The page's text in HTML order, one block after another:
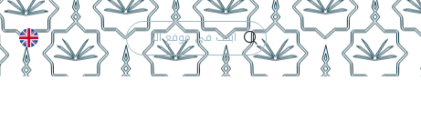
الدعم الفنيالتقويم الجامعي